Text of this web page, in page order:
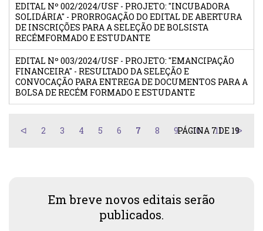
EDITAL Nº 002/2024/USF - PROJETO: "INCUBADORA
SOLIDÁRIA" - PRORROGAÇÃO DO EDITAL DE ABERTURA
DE INSCRIÇÕES PARA A SELEÇÃO DE BOLSISTA
RECÉMFORMADO E ESTUDANTE
EDITAL Nº 003/2024/USF - PROJETO: "EMANCIPAÇÃO
FINANCEIRA" - RESULTADO DA SELEÇÃO E
CONVOCAÇÃO PARA ENTREGA DE DOCUMENTOS PARA A
BOLSA DE RECÉM FORMADO E ESTUDANTE
2 3 4 5 6 7 8 9 10 11
PÁGINA 7 DE 19
Em breve novos editais serão
publicados.